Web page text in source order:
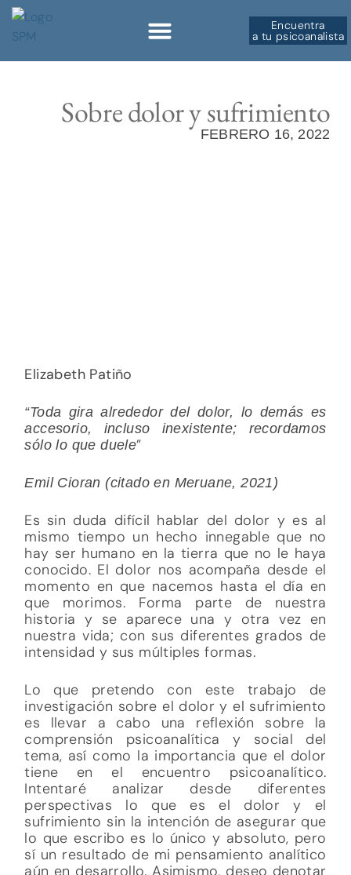
Encuentra
a tu psicoanalista
Sobre dolor y sufrimiento
FEBRERO 16, 2022
Elizabeth Patiño
“Toda gira alrededor del dolor, lo demás es
accesorio, incluso inexistente; recordamos
sólo lo que duele”
Emil Cioran (citado en Meruane, 2021)
Es sin duda difícil hablar del dolor y es al
mismo tiempo un hecho innegable que no
hay ser humano en la tierra que no le haya
conocido. El dolor nos acompaña desde el
momento en que nacemos hasta el día en
que morimos. Forma parte de nuestra
historia y se aparece una y otra vez en
nuestra vida; con sus diferentes grados de
intensidad y sus múltiples formas.
Lo que pretendo con este trabajo de
investigación sobre el dolor y el sufrimiento
es llevar a cabo una reflexión sobre la
comprensión psicoanalítica y social del
tema, así como la importancia que el dolor
tiene en el encuentro psicoanalítico.
Intentaré analizar desde diferentes
perspectivas lo que es el dolor y el
sufrimiento sin la intención de asegurar que
lo que escribo es lo único y absoluto, pero
sí un resultado de mi pensamiento analítico
aún en desarrollo. Asimismo, deseo denotar